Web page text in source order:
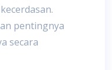
pentingnya
secara